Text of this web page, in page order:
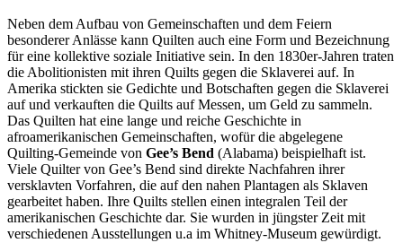
Neben dem Aufbau von Gemeinschaften und dem Feiern
besonderer Anlässe kann Quilten auch eine Form und Bezeichnung
für eine kollektive soziale Initiative sein. In den 1830er-Jahren traten
die Abolitionisten mit ihren Quilts gegen die Sklaverei auf. In
Amerika stickten sie Gedichte und Botschaften gegen die Sklaverei
auf und verkauften die Quilts auf Messen, um Geld zu sammeln.
Das Quilten hat eine lange und reiche Geschichte in
afroamerikanischen Gemeinschaften, wofür die abgelegene
Quilting-Gemeinde von Gee’s Bend (Alabama) beispielhaft ist.
Viele Quilter von Gee’s Bend sind direkte Nachfahren ihrer
versklavten Vorfahren, die auf den nahen Plantagen als Sklaven
gearbeitet haben. Ihre Quilts stellen einen integralen Teil der
amerikanischen Geschichte dar. Sie wurden in jüngster Zeit mit
verschiedenen Ausstellungen u.a im Whitney-Museum gewürdigt.